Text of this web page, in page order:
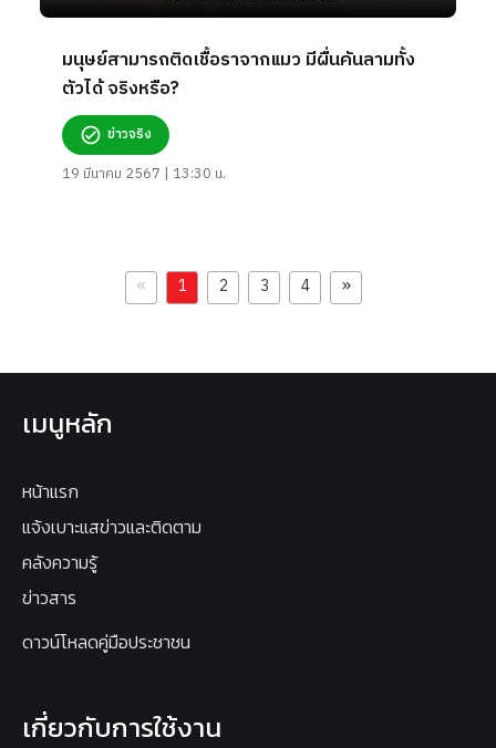
มนุษย์สามารถติดเชื้อราจากแมว มีผื่นคันลามทั้ง
ตัวได้ จริงหรือ?
ข่าวจริง
19 มีนาคม 2567 | 13:30 น.
« 1 2 3 4 »
เมนูหลัก
หน้าแรก
แจ้งเบาะแสข่าวและติดตาม
คลังความรู้
ข่าวสาร
ดาวน์โหลดคู่มือประชาชน
เกี่ยวกับการใช้งาน